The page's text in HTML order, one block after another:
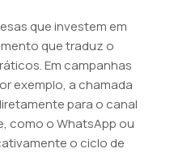
que investem em
que traduz o
Em campanhas
exemplo, a chamada
para o canal
como o WhatsApp ou
o ciclo de